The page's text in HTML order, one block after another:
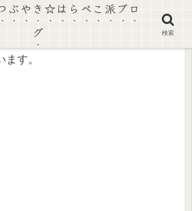
く表記】本ページにはプロモー
す。
ぶやき☆はらぺこ派ブロ
グ
検索